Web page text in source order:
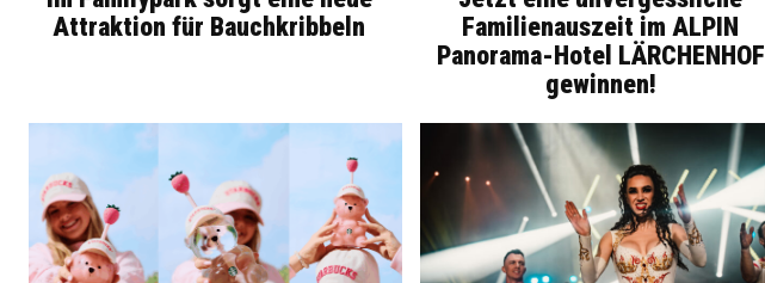
Attraktion für Bauchkribbeln
Familienauszeit im ALPIN
Panorama-Hotel LÄRCHENHOF
gewinnen!